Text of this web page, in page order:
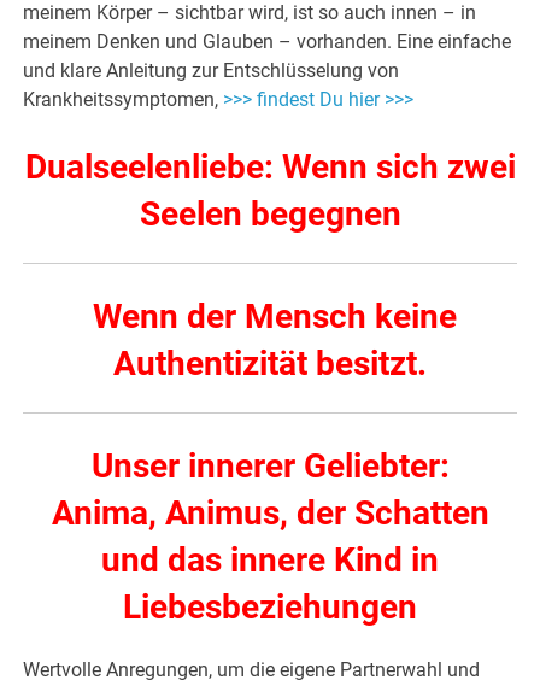
meinem Körper – sichtbar wird, ist so auch innen – in
meinem Denken und Glauben – vorhanden. Eine einfache
und klare Anleitung zur Entschlüsselung von
Krankheitssymptomen, >>> findest Du hier >>>
Dualseelenliebe: Wenn sich zwei
Seelen begegnen
Wenn der Mensch keine
Authentizität besitzt.
Unser innerer Geliebter:
Anima, Animus, der Schatten
und das innere Kind in
Liebesbeziehungen
Wertvolle Anregungen, um die eigene Partnerwahl und